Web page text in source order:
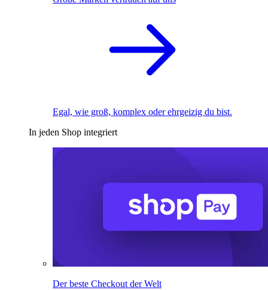
Egal, wie groß, komplex oder ehrgeizig du bist.
In jeden Shop integriert
Der beste Checkout der Welt